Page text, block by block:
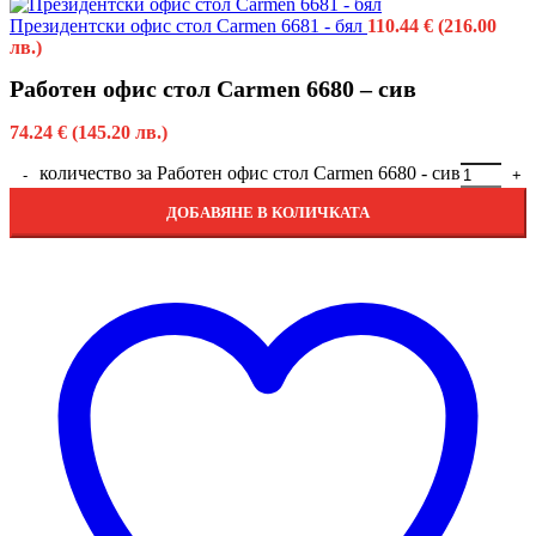
Президентски офис стол Carmen 6681 - бял 110.44 € (216.00
лв.)
Работен офис стол Carmen 6680 – сив
74.24 € (145.20 лв.)
количество за Работен офис стол Carmen 6680 - сив
ДОБАВЯНЕ В КОЛИЧКАТА